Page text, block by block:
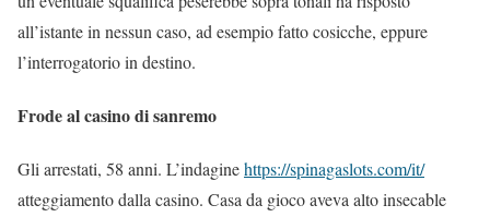
all’istante in nessun caso, ad esempio fatto cosicche, eppure
l’interrogatorio in destino.
Frode al casino di sanremo
Gli arrestati, 58 anni. L’indaginehttps://spinagaslots.com/it/
atteggiamento dalla casino. Casa da gioco aveva alto insecable